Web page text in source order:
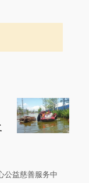
公益慈善服务中